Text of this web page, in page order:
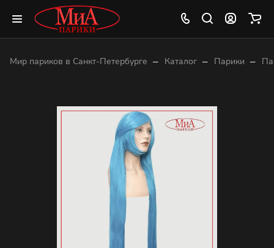
Мир париков в Санкт-Петербурге – Каталог – Парики –